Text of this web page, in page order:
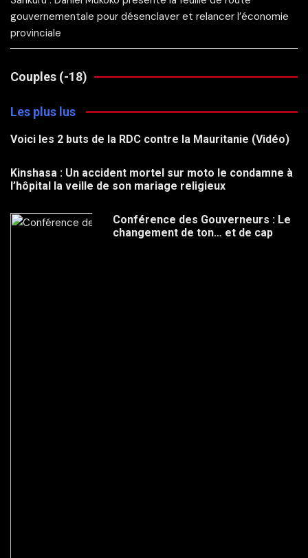
gouvernementale pour désenclaver et relancer l’économie
provinciale
Couples (-18)
Les plus lus
Voici les 2 buts de la RDC contre la Mauritanie (Vidéo)
Kinshasa : Un accident mortel sur moto le condamne à
l’hôpital la veille de son mariage religieux
Conférence des Gouverneurs : Le
changement de ton… et de cap